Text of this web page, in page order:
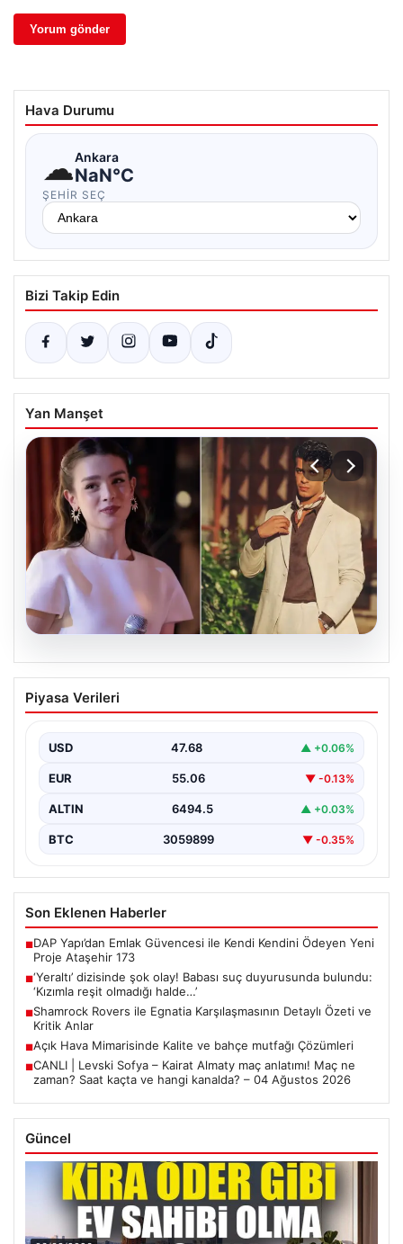
Hava Durumu
☁Ankara
NaN°C
ŞEHIR SEÇ
Bizi Takip Edin
Yan Manşet
05.08.2026
‘Yeraltı’ dizisinde şok olay! Babası suç
duyurusunda bulundu: ‘Kızımla reşit
Piyasa Verileri
USD 47.68 ▲ +0.06%
EUR 55.06 ▼ -0.13%
ALTIN 6494.5 ▲ +0.03%
BTC 3059899 ▼ -0.35%
Son Eklenen Haberler
■DAP Yapı’dan Emlak Güvencesi ile Kendi Kendini Ödeyen Yeni
Proje Ataşehir 173
■‘Yeraltı’ dizisinde şok olay! Babası suç duyurusunda bulundu:
‘Kızımla reşit olmadığı halde…’
■Shamrock Rovers ile Egnatia Karşılaşmasının Detaylı Özeti ve
Kritik Anlar
■Açık Hava Mimarisinde Kalite ve bahçe mutfağı Çözümleri
■CANLI | Levski Sofya – Kairat Almaty maç anlatımı! Maç ne
zaman? Saat kaçta ve hangi kanalda? – 04 Ağustos 2026
Güncel